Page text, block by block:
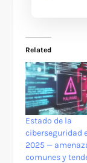
Related
Estado de la
ciberseguridad
2025 —
comunes y